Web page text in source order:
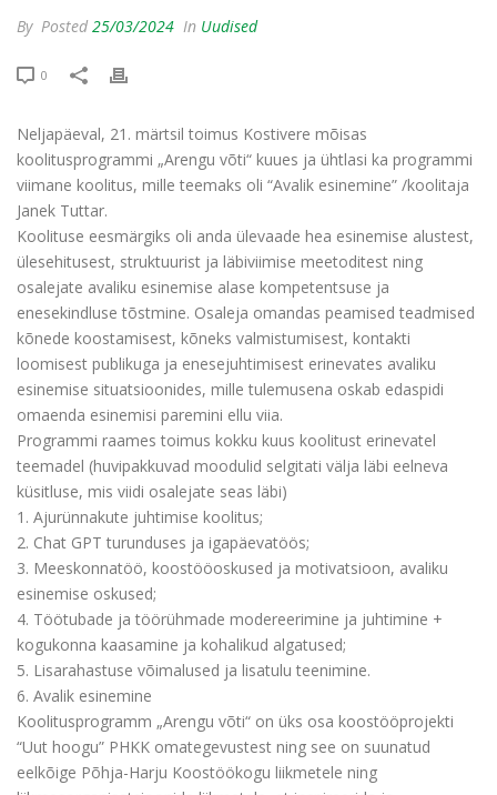
By Posted 25/03/2024 In Uudised
0
Neljapäeval, 21. märtsil toimus Kostivere mõisas
koolitusprogrammi „Arengu võti“ kuues ja ühtlasi ka programmi
viimane koolitus, mille teemaks oli “Avalik esinemine” /koolitaja
Janek Tuttar.
Koolituse eesmärgiks oli anda ülevaade hea esinemise alustest,
ülesehitusest, struktuurist ja läbiviimise meetoditest ning
osalejate avaliku esinemise alase kompetentsuse ja
enesekindluse tõstmine. Osaleja omandas peamised teadmised
kõnede koostamisest, kõneks valmistumisest, kontakti
loomisest publikuga ja enesejuhtimisest erinevates avaliku
esinemise situatsioonides, mille tulemusena oskab edaspidi
omaenda esinemisi paremini ellu viia.
Programmi raames toimus kokku kuus koolitust erinevatel
teemadel (huvipakkuvad moodulid selgitati välja läbi eelneva
küsitluse, mis viidi osalejate seas läbi)
1. Ajurünnakute juhtimise koolitus;
2. Chat GPT turunduses ja igapäevatöös;
3. Meeskonnatöö, koostööoskused ja motivatsioon, avaliku
esinemise oskused;
4. Töötubade ja töörühmade modereerimine ja juhtimine +
kogukonna kaasamine ja kohalikud algatused;
5. Lisarahastuse võimalused ja lisatulu teenimine.
6. Avalik esinemine
Koolitusprogramm „Arengu võti“ on üks osa koostööprojekti
“Uut hoogu” PHKK omategevustest ning see on suunatud
eelkõige Põhja-Harju Koostöökogu liikmetele ning